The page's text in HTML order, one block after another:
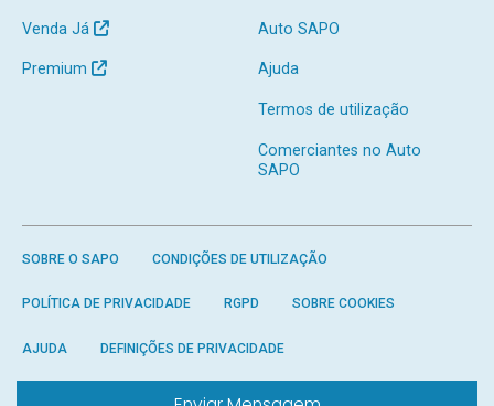
Venda Já
Premium
Auto SAPO
Ajuda
Termos de utilização
Comerciantes no Auto
SAPO
SOBRE O SAPO CONDIÇÕES DE UTILIZAÇÃO
POLÍTICA DE PRIVACIDADE RGPD SOBRE COOKIES
AJUDA DEFINIÇÕES DE PRIVACIDADE